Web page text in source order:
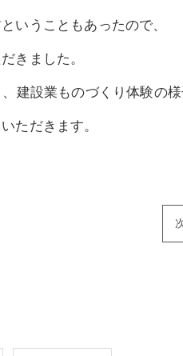
いうこともあったので、
きました。
建設業ものづくり体験の様
ただきます。